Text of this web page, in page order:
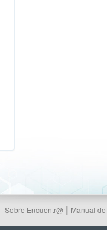
Sobre Encuentr@ | Manual